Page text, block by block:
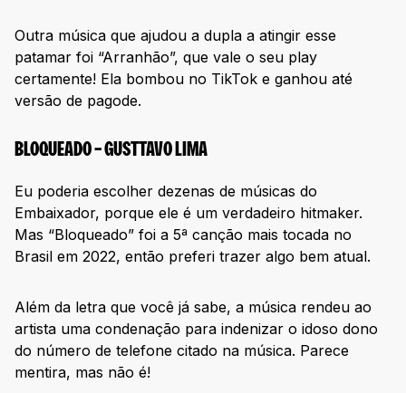
Outra música que ajudou a dupla a atingir esse
patamar foi “Arranhão”, que vale o seu play
certamente! Ela bombou no TikTok e ganhou até
versão de pagode.
BLOQUEADO – GUSTTAVO LIMA
Eu poderia escolher dezenas de músicas do
Embaixador, porque ele é um verdadeiro hitmaker.
Mas “Bloqueado” foi a 5ª canção mais tocada no
Brasil em 2022, então preferi trazer algo bem atual.
Além da letra que você já sabe, a música rendeu ao
artista uma condenação para indenizar o idoso dono
do número de telefone citado na música. Parece
mentira, mas não é!